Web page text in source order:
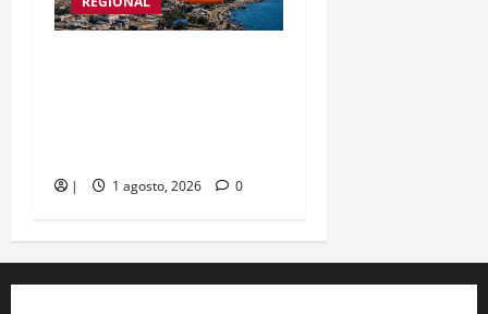
| 1 agosto, 2026 0